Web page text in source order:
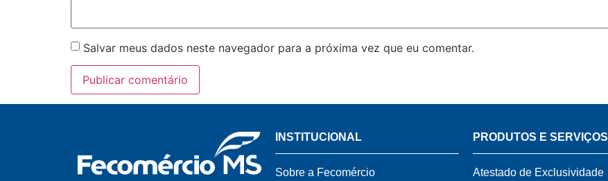
Salvar meus dados neste navegador para a próxima vez que eu comentar.
INSTITUCIONAL
Sobre a Fecomércio
PRODUTOS E SERVIÇOS
Atestado de Exclusividade